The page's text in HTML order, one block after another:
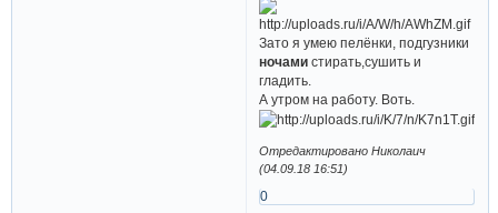
Зато я умею пелёнки, подгузники
ночами стирать,сушить и
гладить.
А утром на работу. Воть.
Отредактировано Николаич
(04.09.18 16:51)
0